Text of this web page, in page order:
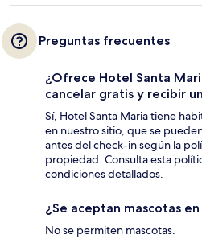
Preguntas frecuentes
¿Ofrece Hotel Santa
cancelar gratis y recibir
Sí, Hotel Santa Maria tiene
en nuestro sitio, que se
antes del check-in según la
propiedad. Consulta esta
condiciones detallados.
¿Se aceptan mascotas
No se permiten mascotas.